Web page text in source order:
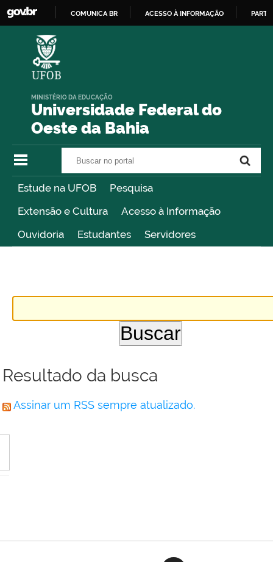
COMUNICA BR ACESSO À INFORMAÇÃO
Universidade Federal do
Oeste da Bahia
MINISTÉRIO DA EDUCAÇÃO
Estude na UFOB
Pesquisa
Extensão e Cultura
Acesso à Informação
Ouvidoria
Estudantes Servidores
Resultado da busca
Assinar um RSS sempre atualizado.